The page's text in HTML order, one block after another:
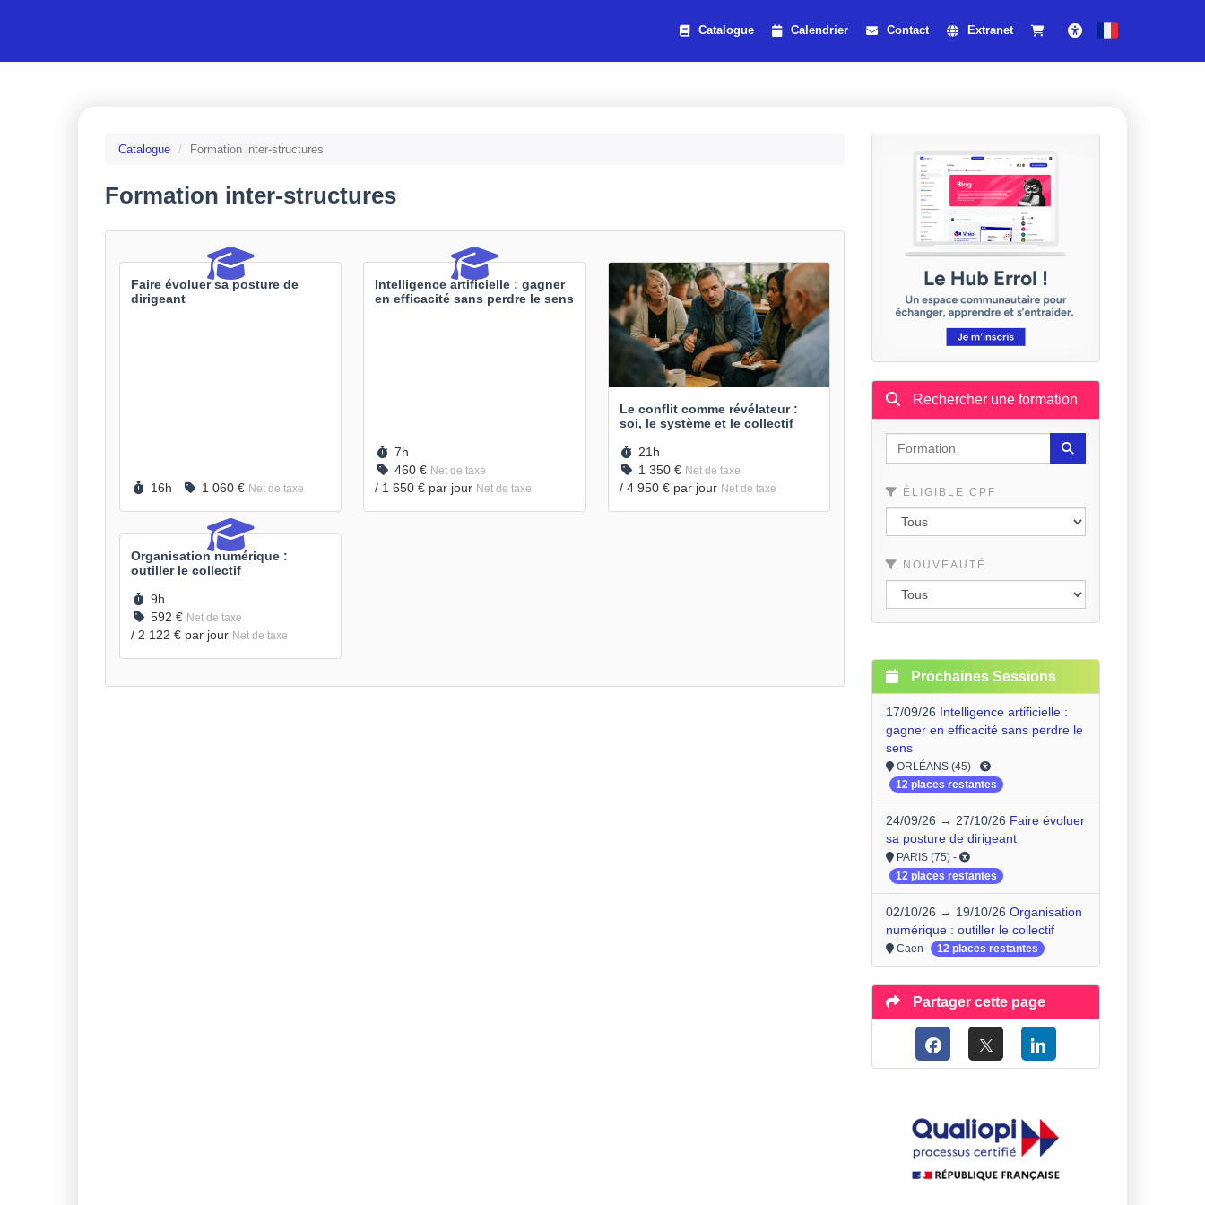
Catalogue Calendrier Contact
Extranet
Français
Catalogue Formation inter-structures
Formation inter-structures
Faire évoluer sa posture de
dirigeant
Durée :
16h Prix :
1 060 € Net de taxe
Intelligence artificielle : gagner
en efficacité sans perdre le sens
Durée :
7h
Prix :
460 € Net de taxe
/ 1 650 € par jour Net de taxe
Le conflit comme révélateur :
soi, le système et le collectif
Durée :
21h
Prix :
1 350 € Net de taxe
/ 4 950 € par jour Net de taxe
Organisation numérique :
outiller le collectif
Durée :
9h
Prix :
592 € Net de taxe
/ 2 122 € par jour Net de taxe
Rechercher une formation
ÉLIGIBLE CPF
NOUVEAUTÉ
Prochaines Sessions
17/09/26 Intelligence artificielle :
gagner en efficacité sans perdre le
sens
ORLÉANS (45) -
12 places restantes
24/09/26 → 27/10/26 Faire évoluer
sa posture de dirigeant
PARIS (75) -
12 places restantes
02/10/26 → 19/10/26 Organisation
numérique : outiller le collectif
Caen 12 places restantes
Partager cette page